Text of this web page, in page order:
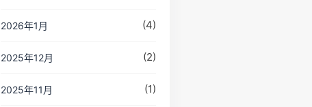
2026年1月 (4)
2025年12月 (2)
2025年11月 (1)